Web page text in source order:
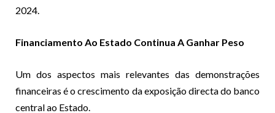
2024.
Financiamento Ao Estado Continua A Ganhar Peso
Um dos aspectos mais relevantes das demonstrações
financeiras é o crescimento da exposição directa do banco
central ao Estado.